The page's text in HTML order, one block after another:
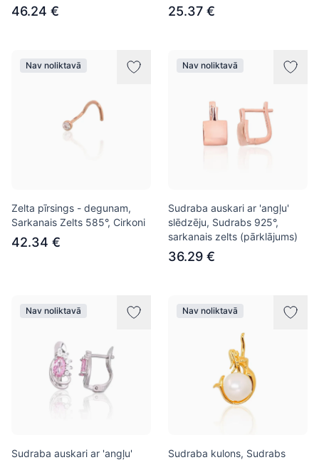
46.24 € 25.37 €
Nav noliktavā
Zelta pīrsings - degunam,
Sarkanais Zelts 585°, Cirkoni
42.34 €
Nav noliktavā
Sudraba auskari ar 'angļu'
slēdzēju, Sudrabs 925°,
sarkanais zelts (pārklājums)
36.29 €
Nav noliktavā
Sudraba auskari ar 'angļu'
Nav noliktavā
Sudraba kulons, Sudrabs